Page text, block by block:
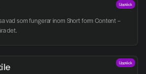
vad som fungerar inom Short form Content –
det.
Upptäck
Upptäck